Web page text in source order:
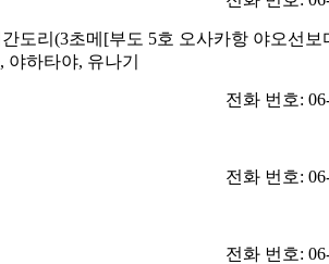
도리(3초메[부도 5호 오사카항 야오선
하타야, 유나기
전화 번호:
전화 번호:
전화 번호: